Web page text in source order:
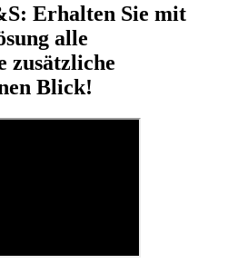
Erhalten Sie mit
alle
zusätzliche
Blick!